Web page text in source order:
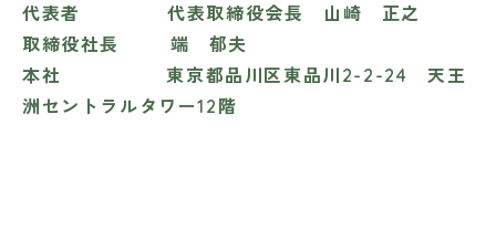
代表者 代表取締役会長 山崎 正之
取締役社長 端 郁夫
本社 東京都品川区東品川2-2-24 天王
洲セントラルタワー12階